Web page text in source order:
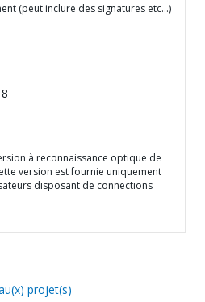
(peut inclure des signatures etc…)
à reconnaissance optique de
version est fournie uniquement
disposant de connections
projet(s)